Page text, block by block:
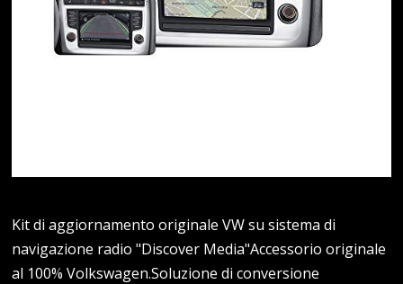
Kit di aggiornamento originale VW su sistema di
navigazione radio "Discover Media"Accessorio originale
al 100% Volkswagen.Soluzione di conversione